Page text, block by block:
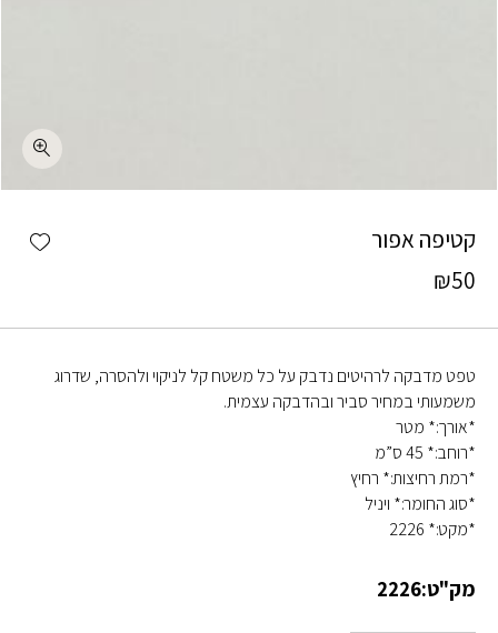
קטיפה אפור
₪50
טפט מדבקה לרהיטים נדבק על כל משטח קל לניקוי ולהסרה, שדרוג
משמעותי במחיר סביר ובהדבקה עצמית.
*אורך:* מטר
*רוחב:* 45 ס”מ
*רמת רחיצות:* רחיץ
*סוג החומר:* ויניל
*מקט:* 2226
מק"ט:2226